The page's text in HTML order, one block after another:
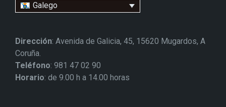
Galego
Dirección: Avenida de Galicia, 45, 15620 Mugardos, A
Coruña.
Teléfono: 981 47 02 90
Horario: de 9.00 h a 14.00 horas